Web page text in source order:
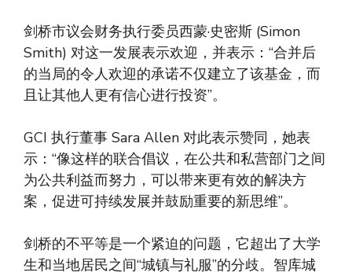
剑桥市议会财务执行委员西蒙·史密斯 (Simon
Smith) 对这一发展表示欢迎，并表示：“合并后
的当局的令人欢迎的承诺不仅建立了该基金，而
且让其他人更有信心进行投资”。
GCI 执行董事 Sara Allen 对此表示赞同，她表
示：“像这样的联合倡议，在公共和私营部门之间
为公共利益而努力，可以带来更有效的解决方
案，促进可持续发展并鼓励重要的新思维”。
剑桥的不平等是一个紧迫的问题，它超出了大学
生和当地居民之间“城镇与礼服”的分歧。智库城